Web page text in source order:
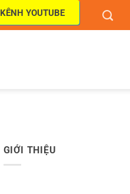
KÊNH YOUTUBE
GIỚI THIỆU